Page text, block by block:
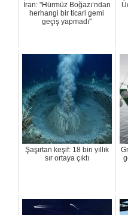
İran: "Hürmüz Boğazı’ndan
herhangi bir ticari gemi
geçiş yapmadı"
Şaşırtan keşif: 18 bin yıllık
sır ortaya çıktı